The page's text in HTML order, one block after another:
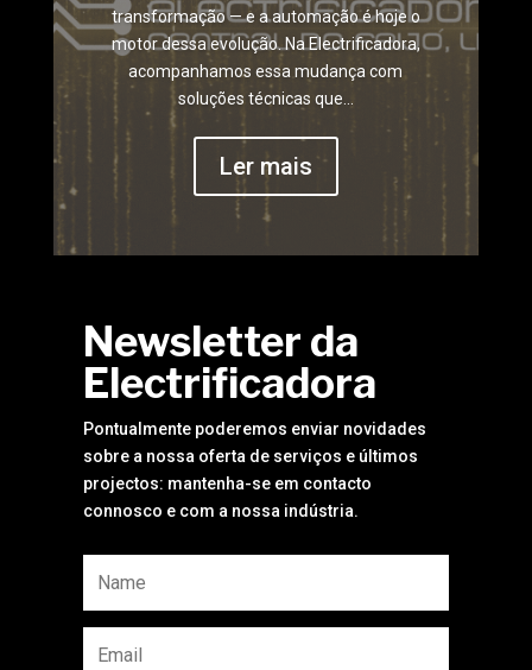
transformação — e a automação é hoje o
motor dessa evolução. Na Electrificadora,
acompanhamos essa mudança com
soluções técnicas que...
Ler mais
Newsletter da
Electrificadora
Pontualmente poderemos enviar novidades
sobre a nossa oferta de serviços e últimos
projectos: mantenha-se em contacto
connosco e com a nossa indústria.